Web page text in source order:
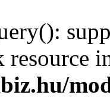
resource